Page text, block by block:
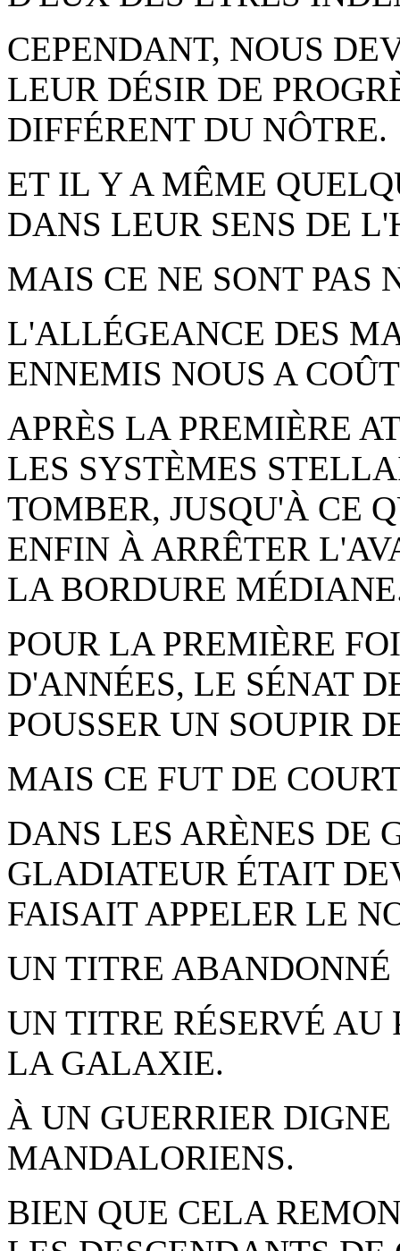
CEPENDANT, NOUS
LEUR DÉSIR DE
DIFFÉRENT DU NÔTRE.
ET IL Y A MÊME
DANS LEUR SENS DE
MAIS CE NE SONT PAS
L'ALLÉGEANCE DES
ENNEMIS NOUS A
APRÈS LA PREMIÈRE
LES SYSTÈMES
TOMBER, JUSQU'À CE
ENFIN À ARRÊTER
LA BORDURE
POUR LA PREMIÈRE
D'ANNÉES, LE SÉNAT
POUSSER UN SOUPIR
MAIS CE FUT DE
DANS LES ARÈNES DE
GLADIATEUR ÉTAIT
FAISAIT APPELER LE
UN TITRE ABANDONNÉ
UN TITRE RÉSERVÉ AU
LA GALAXIE.
À UN GUERRIER
MANDALORIENS.
BIEN QUE CELA